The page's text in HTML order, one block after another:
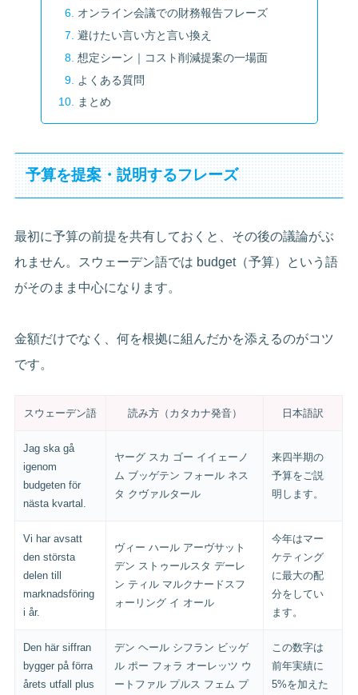
オンライン会議での財務報告フレーズ
避けたい言い方と言い換え
想定シーン｜コスト削減提案の一場面
よくある質問
まとめ
予算を提案・説明するフレーズ
最初に予算の前提を共有しておくと、その後の議論がぶ
れません。スウェーデン語では budget（予算）という語
がそのまま中心になります。
金額だけでなく、何を根拠に組んだかを添えるのがコツ
です。
スウェーデン語 読み方（カタカナ発音） 日本語訳
Jag ska gå
igenom
budgeten för
nästa kvartal.
ヤーグ スカ ゴー イイェーノ
ム ブッゲテン フォール ネス
タ クヴァルタール
来四半期の
予算をご説
明します。
Vi har avsatt
den största
delen till
marknadsföring
i år.
ヴィー ハール アーヴサット
デン ストゥールスタ デーレ
ン ティル マルクナードスフ
ォーリング イ オール
今年はマー
ケティング
に最大の配
分をしてい
ます。
Den här siffran
bygger på förra
årets utfall plus
デン ヘール シフラン ビッゲ
ル ポー フォラ オーレッツ ウ
ートファル プルス フェム プ
この数字は
前年実績に
5%を加えた